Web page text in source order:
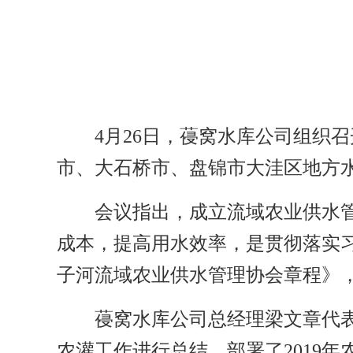
4月26日， 葠窝水库公司组织
市、大石桥市、盘锦市大洼区地方
会议指出，成立流域农业供水
成本，提高用水效率，是贯彻落实
子河流域农业供水管理协会章程》
葠窝水库公司总经理梁文章代